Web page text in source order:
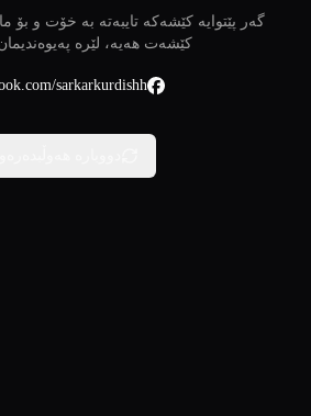
گەر پێتوایە کێشەکە تایبەتە بە خۆت و بۆ
کێشەت هەیە، لێرە
sarkarkurdishh